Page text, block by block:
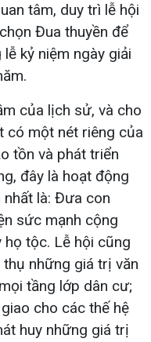
tâm, duy trì lễ hội
Đua thuyền để
kỷ niệm ngày giải
của lịch sử, và cho
có một nét riêng của
tồn và phát triển
đây là hoạt động
là: Đưa con
sức mạnh cộng
tộc. Lễ hội cũng
những giá trị văn
tầng lớp dân cư;
cho các thế hệ
huy những giá trị